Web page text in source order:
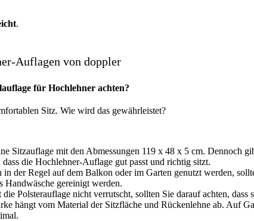
.
Auflagen von doppler
für Hochlehner achten?
Sitz. Wie wird das gewährleistet?
Sitzauflage mit den Abmessungen 119 x 48 x 5 cm. Dennoch
die Hochlehner-Auflage gut passt und richtig sitzt.
der Regel auf dem Balkon oder im Garten genutzt werden,
Handwäsche gereinigt werden.
die Polsterauflage nicht verrutscht, sollten Sie darauf achten, dass
hängt vom Material der Sitzfläche und Rückenlehne ab. Auf